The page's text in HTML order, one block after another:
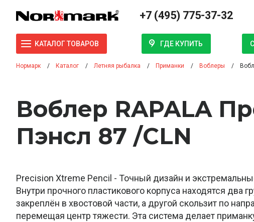
+7 (495) 775-37-32
КАТАЛОГ ТОВАРОВ ГДЕ КУПИТЬ
Нормарк Каталог Летняя рыбалка Приманки Воблеры
Воблер RAPALA
Пэнсл 87 /CLN
Precision Xtreme Pencil - Точный дизайн и
Внутри прочного пластикового корпуса находятся два
закреплён в хвостовой части, а другой скользит по
перемещая центр тяжести. Эта система делает